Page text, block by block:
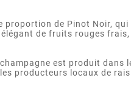
proportion de Pinot Noir,
de fruits rouges frais,
est produit dans
producteurs locaux de